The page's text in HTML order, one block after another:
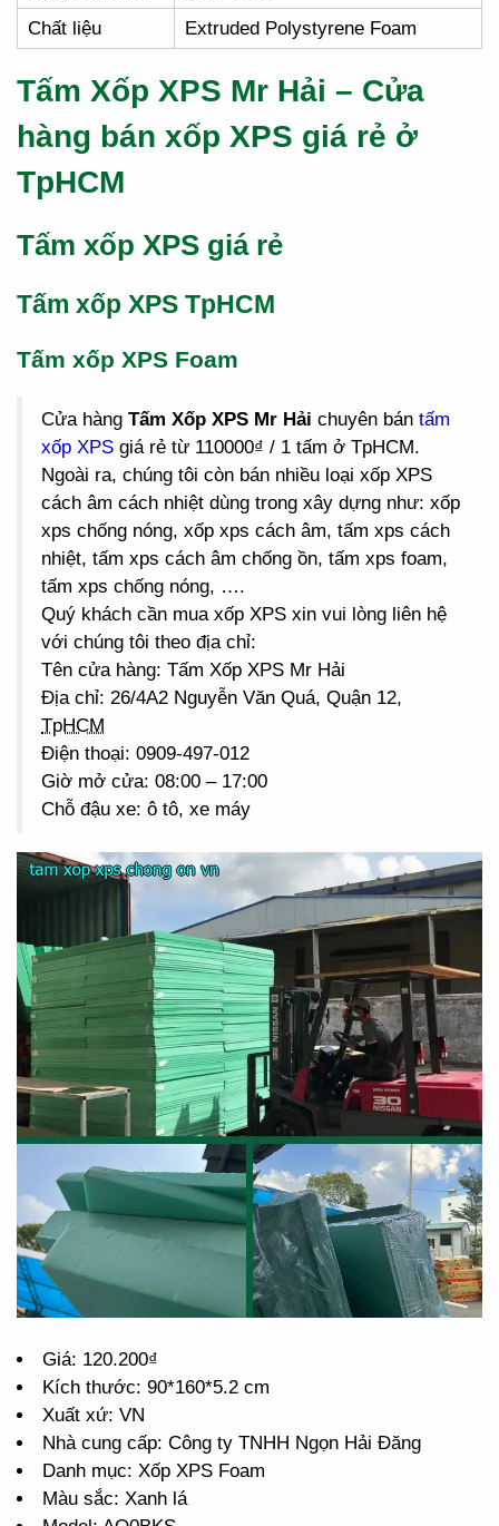
Chất liệu
Extruded Polystyrene Foam
Tấm Xốp XPS Mr Hải – Cửa
hàng bán xốp XPS giá rẻ ở
TpHCM
Tấm xốp XPS giá rẻ
Tấm xốp XPS TpHCM
Tấm xốp XPS Foam
Cửa hàng Tấm Xốp XPS Mr Hải chuyên bán tấm
xốp XPS giá rẻ từ 110000₫ / 1 tấm ở TpHCM.
Ngoài ra, chúng tôi còn bán nhiều loại xốp XPS
cách âm cách nhiệt dùng trong xây dựng như: xốp
xps chống nóng, xốp xps cách âm, tấm xps cách
nhiệt, tấm xps cách âm chống ồn, tấm xps foam,
tấm xps chống nóng, ….
Quý khách cần mua xốp XPS xin vui lòng liên hệ
với chúng tôi theo địa chỉ:
Tên cửa hàng: Tấm Xốp XPS Mr Hải
Địa chỉ: 26/4A2 Nguyễn Văn Quá, Quận 12,
TpHCM
Điện thoại: 0909-497-012
Giờ mở cửa: 08:00 – 17:00
Chỗ đậu xe: ô tô, xe máy
Giá: 120.200₫
Kích thước: 90*160*5.2 cm
Xuất xứ: VN
Nhà cung cấp: Công ty TNHH Ngọn Hải Đăng
Danh mục: Xốp XPS Foam
Màu sắc: Xanh lá